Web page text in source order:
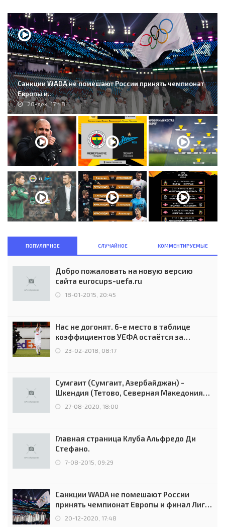
Санкции WADA не помешают России принять чемпионат
Европы и..
20-дек, 17:48
ПОПУЛЯРНОЕ СЛУЧАЙНОЕ КОММЕНТИРУЕМЫЕ
Добро пожаловать на новую версию
сайта eurocups-uefa.ru
18-01-2015, 20:45
Нас не догонят. 6-е место в таблице
коэффициентов УЕФА остаётся за
Россией
23-02-2018, 08:17
Сумгаит (Сумгаит, Азербайджан) -
Шкендия (Тетово, Северная Македония) -
0:2 (0:0)
27-08-2020, 18:00
Главная страница Клуба Альфредо Ди
Стефано.
7-08-2015, 09:29
Санкции WADA не помешают России
принять чемпионат Европы и финал Лиги
чемпионов.
20-12-2020, 17:48